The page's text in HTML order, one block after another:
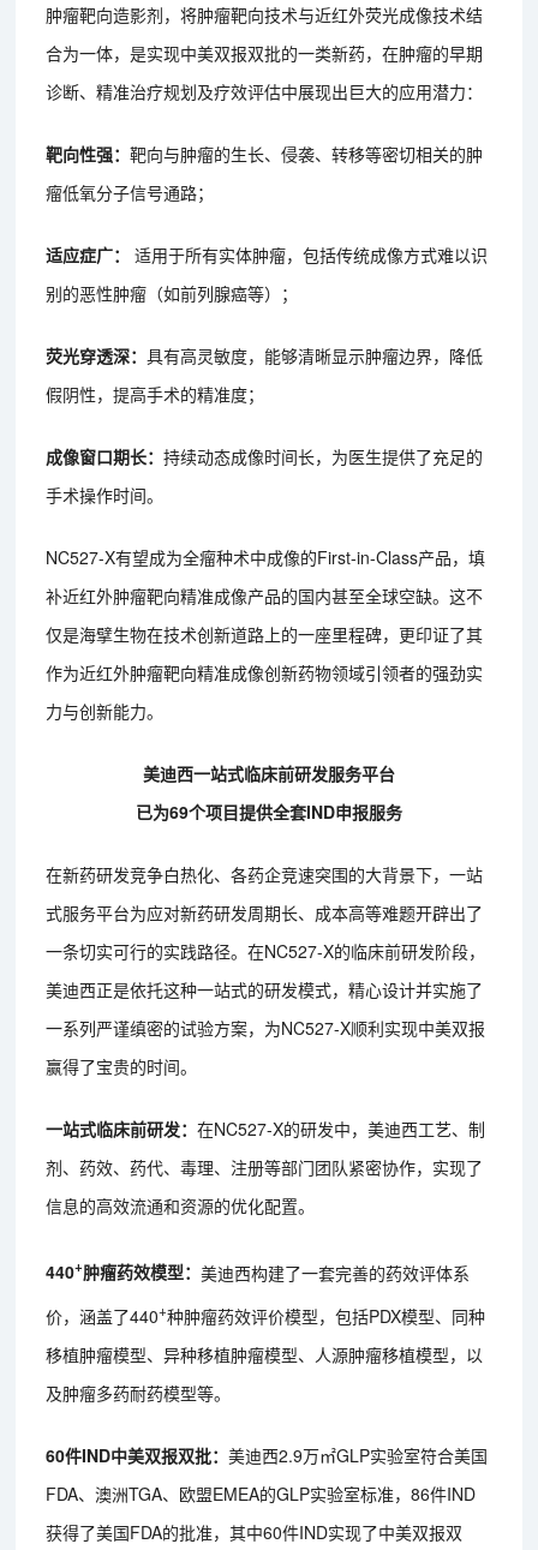
肿瘤靶向造影剂，将肿瘤靶向技术与近红外荧光成像技术结
合为一体，是实现中美双报双批的一类新药，在肿瘤的早期
诊断、精准治疗规划及疗效评估中展现出巨大的应用潜力：
靶向性强：靶向与肿瘤的生长、侵袭、转移等密切相关的肿
瘤低氧分子信号通路；
适应症广：适用于所有实体肿瘤，包括传统成像方式难以识
别的恶性肿瘤（如前列腺癌等）；
荧光穿透深：具有高灵敏度，能够清晰显示肿瘤边界，降低
假阴性，提高手术的精准度；
成像窗口期长：持续动态成像时间长，为医生提供了充足的
手术操作时间。
NC527-X有望成为全瘤种术中成像的First-in-Class产品，填
补近红外肿瘤靶向精准成像产品的国内甚至全球空缺。这不
仅是海擘生物在技术创新道路上的一座里程碑，更印证了其
作为近红外肿瘤靶向精准成像创新药物领域引领者的强劲实
力与创新能力。
美迪西一站式临床前研发服务平台
已为69个项目提供全套IND申报服务
在新药研发竞争白热化、各药企竞速突围的大背景下，一站
式服务平台为应对新药研发周期长、成本高等难题开辟出了
一条切实可行的实践路径。在NC527-X的临床前研发阶段，
美迪西正是依托这种一站式的研发模式，精心设计并实施了
一系列严谨缜密的试验方案，为NC527-X顺利实现中美双报
赢得了宝贵的时间。
一站式临床前研发：在NC527-X的研发中，美迪西工艺、制
剂、药效、药代、毒理、注册等部门团队紧密协作，实现了
信息的高效流通和资源的优化配置。
440+肿瘤药效模型：美迪西构建了一套完善的药效评体系
价，涵盖了440+种肿瘤药效评价模型，包括PDX模型、同种
移植肿瘤模型、异种移植肿瘤模型、人源肿瘤移植模型，以
及肿瘤多药耐药模型等。
60件IND中美双报双批：美迪西2.9万㎡GLP实验室符合美国
FDA、澳洲TGA、欧盟EMEA的GLP实验室标准，86件IND
获得了美国FDA的批准，其中60件IND实现了中美双报双